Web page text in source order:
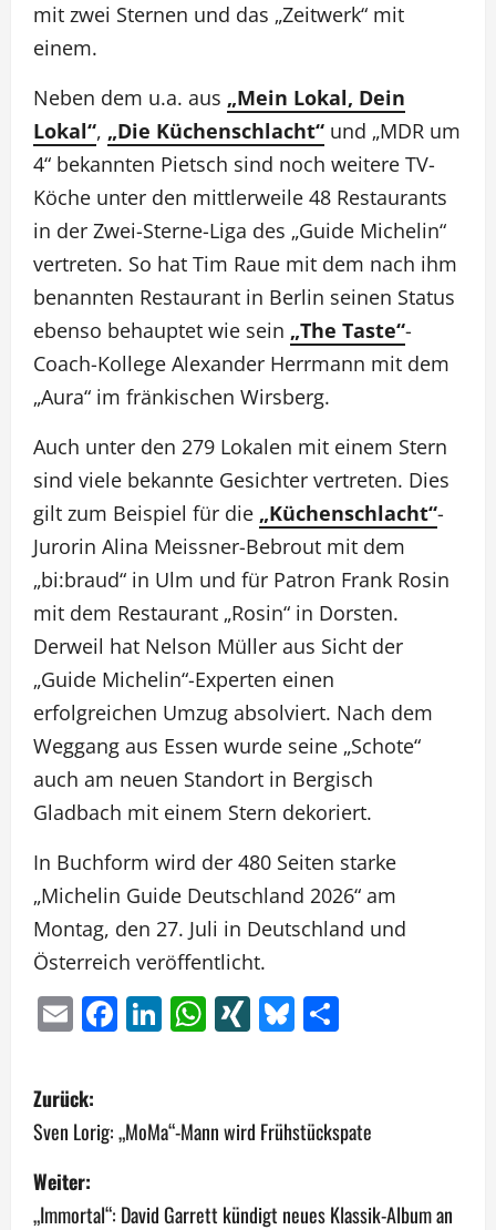
mit zwei Sternen und das „Zeitwerk“ mit
einem.
Neben dem u.a. aus „Mein Lokal, Dein
Lokal“, „Die Küchenschlacht“ und „MDR um
4“ bekannten Pietsch sind noch weitere TV-
Köche unter den mittlerweile 48 Restaurants
in der Zwei-Sterne-Liga des „Guide Michelin“
vertreten. So hat Tim Raue mit dem nach ihm
benannten Restaurant in Berlin seinen Status
ebenso behauptet wie sein „The Taste“-
Coach-Kollege Alexander Herrmann mit dem
„Aura“ im fränkischen Wirsberg.
Auch unter den 279 Lokalen mit einem Stern
sind viele bekannte Gesichter vertreten. Dies
gilt zum Beispiel für die „Küchenschlacht“-
Jurorin Alina Meissner-Bebrout mit dem
„bi:braud“ in Ulm und für Patron Frank Rosin
mit dem Restaurant „Rosin“ in Dorsten.
Derweil hat Nelson Müller aus Sicht der
„Guide Michelin“-Experten einen
erfolgreichen Umzug absolviert. Nach dem
Weggang aus Essen wurde seine „Schote“
auch am neuen Standort in Bergisch
Gladbach mit einem Stern dekoriert.
In Buchform wird der 480 Seiten starke
„Michelin Guide Deutschland 2026“ am
Montag, den 27. Juli in Deutschland und
Österreich veröffentlicht.
EmailFacebook
LinkedIn
WhatsApp
XINGBluesky
B
e
i
Zurück:
Sven Lorig: „MoMa“-Mann wird Frühstückspate
Weiter:
„Immortal“: David Garrett kündigt neues Klassik-Album an